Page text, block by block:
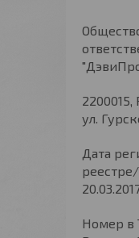
2200015,
ул.
Дата
Номер в